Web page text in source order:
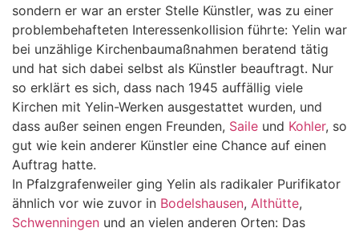
sondern er war an erster Stelle Künstler, was zu einer
problembehafteten Interessenkollision führte: Yelin war
bei unzählige Kirchenbaumaßnahmen beratend tätig
und hat sich dabei selbst als Künstler beauftragt. Nur
so erklärt es sich, dass nach 1945 auffällig viele
Kirchen mit Yelin-Werken ausgestattet wurden, und
dass außer seinen engen Freunden, Saile und Kohler, so
gut wie kein anderer Künstler eine Chance auf einen
Auftrag hatte.
In Pfalzgrafenweiler ging Yelin als radikaler Purifikator
ähnlich vor wie zuvor in Bodelshausen, Althütte,
Schwenningen und an vielen anderen Orten: Das